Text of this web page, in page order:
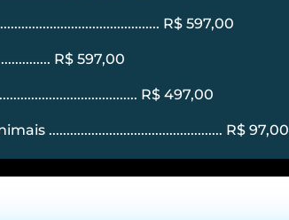
R$ 597,00
R$ 597,00
R$ 497,00
................................................. R$ 97,00